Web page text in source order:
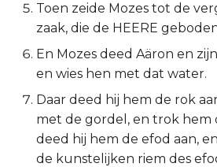
Éfeze
Filipenzen
Kolossenzen
1 Thessalonicenzen
Toen zeide Mozes tot de
zaak, die de HEERE
En Mozes deed Aäron en
en wies hen met dat water.
Daar deed hij hem de rok
met de gordel, en trok hem
deed hij hem de efod aan,
de kunstelijken riem des